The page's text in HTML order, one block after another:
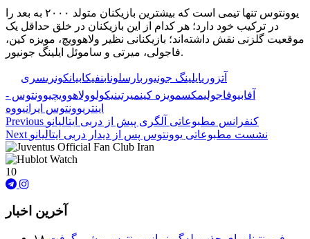
یوونتوس تنها تیمی است که بیشترین بازیکنان متولد ۲۰۰۰ به بعد را
در ترکیب خود دارد؛ هر کدام از این بازیکنان در خلق حداقل یک
موقعیت گلزنی نقش داشته‌اند؛ بازیکنانی نظیر ولاهوویچ، مویزه کین،
فاجولی، میرتی و ساموئل ایلینگ جونیور.
آتزوریایلینگ جونیور بارسلونابنفیکابیانکونریسری
فابیوفاجولیمکسمویزه کینمیرتینیکولوولاهوویچیوونتوس -
اینتر یوونتوس ایرانیووه
Previous کنفرانس مطبوعاتی آلگری پیش از دربی ایتالیانو
Next نشست مطبوعاتی یوونتوس پس از دیدار دربی ایتالیانو
10
آخرین اخبار